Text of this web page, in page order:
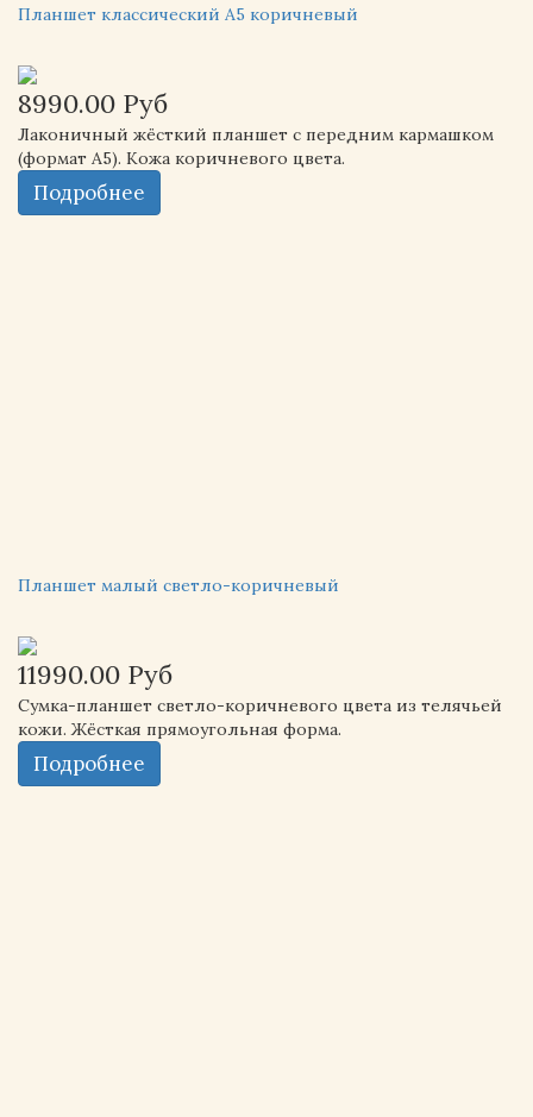
Планшет классический А5 коричневый
8990.00 Руб
Лаконичный жёсткий планшет с передним кармашком
(формат А5). Кожа коричневого цвета.
Подробнее
Планшет малый светло-коричневый
11990.00 Руб
Сумка-планшет светло-коричневого цвета из телячьей
кожи. Жёсткая прямоугольная форма.
Подробнее